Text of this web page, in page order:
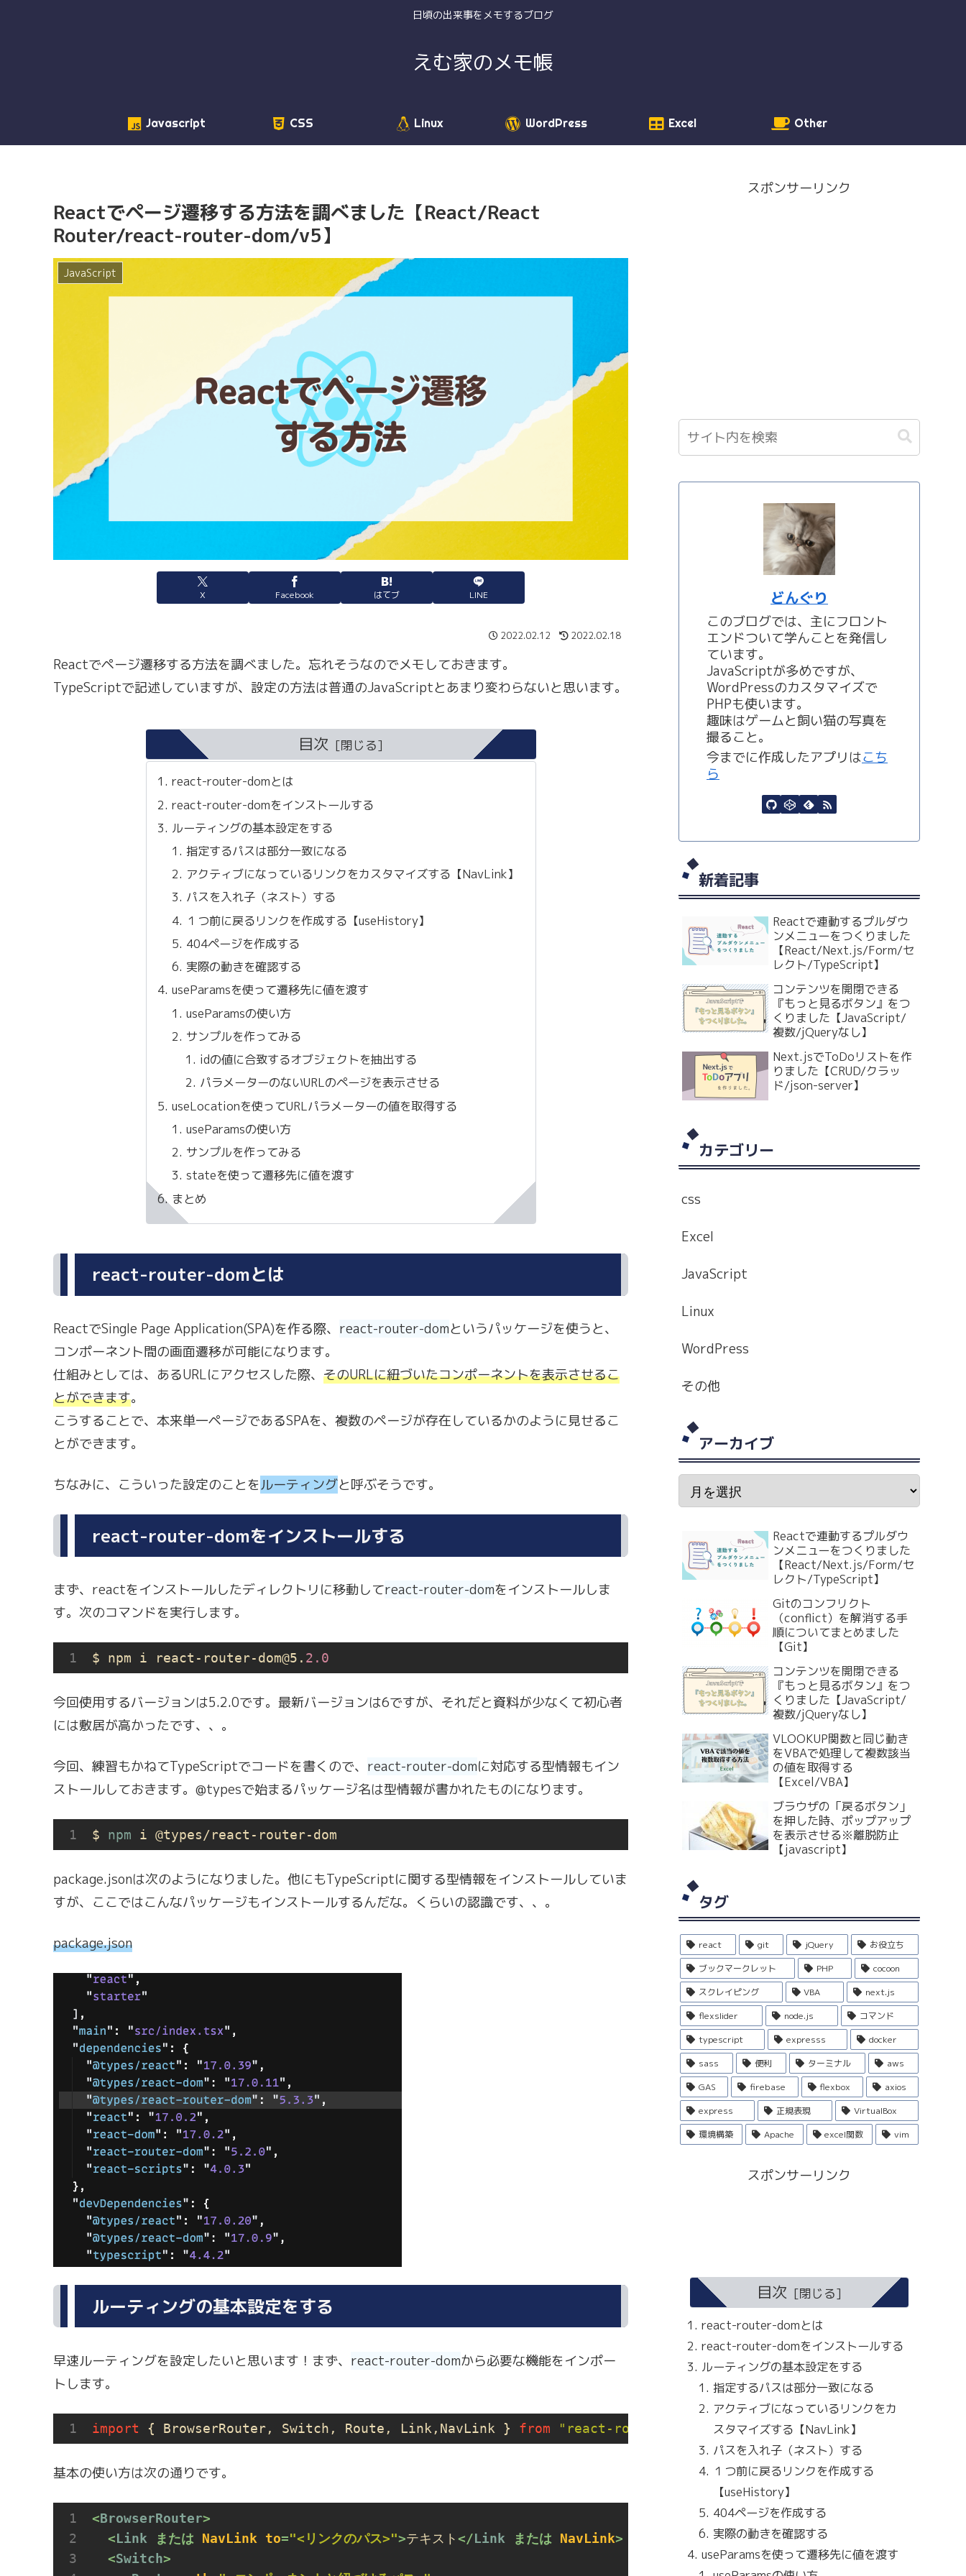
日頃の出来事をメモするブログ
えむ家のメモ帳
Javascript CSS Linux WordPress Excel Other
Reactでページ遷移する方法を調べました【React/React
Router/react-router-dom/v5】
JavaScript
X Facebook はてブ LINE
2022.02.12 2022.02.18
Reactでページ遷移する方法を調べました。忘れそうなのでメモしておきます。
TypeScriptで記述していますが、設定の方法は普通のJavaScriptとあまり変わらないと思います。
目次
react-router-domとは
react-router-domをインストールする
ルーティングの基本設定をする
指定するパスは部分一致になる
アクティブになっているリンクをカスタマイズする【NavLink】
パスを入れ子（ネスト）する
１つ前に戻るリンクを作成する【useHistory】
404ページを作成する
実際の動きを確認する
useParamsを使って遷移先に値を渡す
useParamsの使い方
サンプルを作ってみる
idの値に合致するオブジェクトを抽出する
パラメーターのないURLのページを表示させる
useLocationを使ってURLパラメーターの値を取得する
useParamsの使い方
サンプルを作ってみる
stateを使って遷移先に値を渡す
まとめ
react-router-domとは
ReactでSingle Page Application(SPA)を作る際、 react-router-domというパッケージを使うと、
コンポーネント間の画面遷移が可能になります。
仕組みとしては、あるURLにアクセスした際、 そのURLに紐づいたコンポーネントを表示させるこ
とができます。
こうすることで、本来単一ページであるSPAを、複数のページが存在しているかのように見せるこ
とができます。
ちなみに、こういった設定のことをルーティングと呼ぶそうです。
react-router-domをインストールする
まず、reactをインストールしたディレクトリに移動してreact-router-domをインストールしま
す。次のコマンドを実行します。
$ npm i react-router-dom@5. 2.0
今回使用するバージョンは5.2.0です。最新バージョンは6ですが、それだと資料が少なくて初心者
には敷居が高かったです、、。
今回、練習もかねてTypeScriptでコードを書くので、 react-router-domに対応する型情報もイン
ストールしておきます。@typesで始まるパッケージ名は型情報が書かれたものになります。
$ npm i @types/react-router-dom
package.jsonは次のようになりました。他にもTypeScriptに関する型情報をインストールしていま
すが、ここではこんなパッケージもインストールするんだな。くらいの認識です、、。
package.json
ルーティングの基本設定をする
早速ルーティングを設定したいと思います！まず、 react-router-domから必要な機能をインポー
トします。
import { BrowserRouter, Switch, Route, Link,NavLink } from "react-router-dom"
基本の使い方は次の通りです。
<BrowserRouter>
<Link または NavLink to="<リンクのパス>">テキスト</Link または NavLink>
<Switch>
スポンサーリンク
どんぐり
このブログでは、主にフロント
エンドついて学んことを発信し
ています。
JavaScriptが多めですが、
WordPressのカスタマイズで
PHPも使います。
趣味はゲームと飼い猫の写真を
撮ること。
今までに作成したアプリはこち
ら
新着記事
Reactで連動するプルダウ
ンメニューをつくりました
【React/Next.js/Form/セ
レクト/TypeScript】
コンテンツを開閉できる
『もっと見るボタン』をつ
くりました【JavaScript/
複数/jQueryなし】
Next.jsでToDoリストを作
りました【CRUD/クラッ
ド/json-server】
カテゴリー
css
Excel
JavaScript
Linux
WordPress
その他
アーカイブ
Reactで連動するプルダウ
ンメニューをつくりました
【React/Next.js/Form/セ
レクト/TypeScript】
Gitのコンフリクト
（conflict）を解消する手
順についてまとめました
【Git】
コンテンツを開閉できる
『もっと見るボタン』をつ
くりました【JavaScript/
複数/jQueryなし】
VLOOKUP関数と同じ動き
をVBAで処理して複数該当
の値を取得する
【Excel/VBA】
ブラウザの「戻るボタン」
を押した時、ポップアップ
を表示させる※離脱防止
【javascript】
タグ
react git jQuery
お役立ち
ブックマークレット
PHP
cocoon
スクレイピング
VBA
next.js
flexslider
node.js
コマンド
typescript
expresss
docker
sass
便利 ターミナル
aws
GAS
firebase flexbox
axios
express
正規表現
VirtualBox
環境構築
Apache excel関数 vim
スポンサーリンク
目次
react-router-domとは
react-router-domをインストールする
ルーティングの基本設定をする
指定するパスは部分一致になる
アクティブになっているリンクをカ
スタマイズする【NavLink】
パスを入れ子（ネスト）する
１つ前に戻るリンクを作成する
【useHistory】
404ページを作成する
実際の動きを確認する
useParamsを使って遷移先に値を渡す